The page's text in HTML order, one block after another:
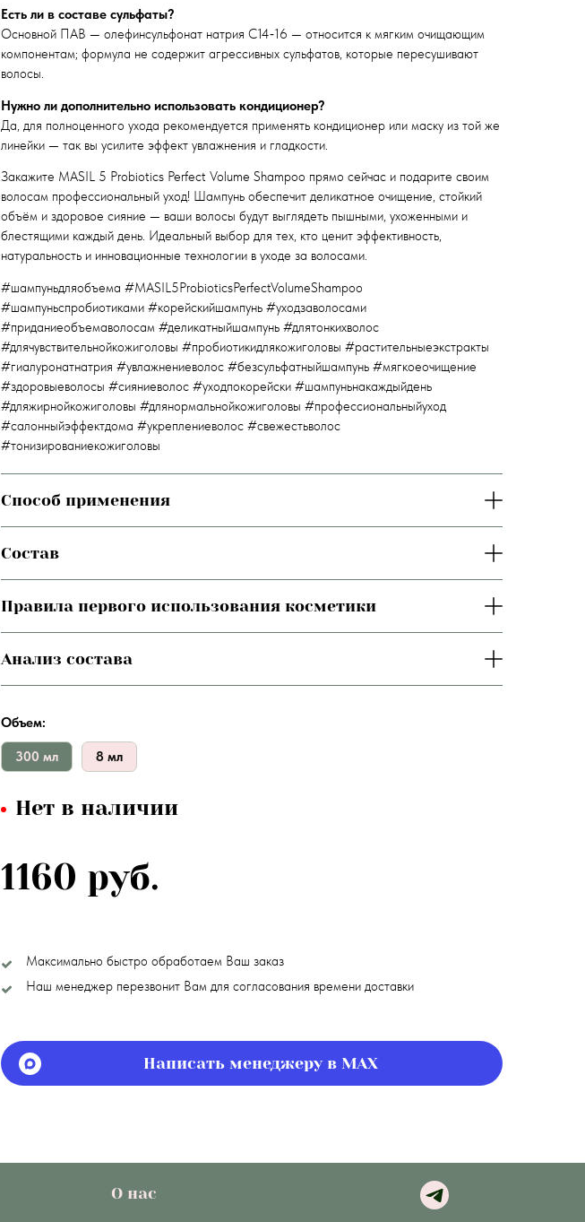
Есть ли в составе сульфаты?
Основной ПАВ — олефинсульфонат натрия C14‑16 — относится к мягким очищающим
компонентам; формула не содержит агрессивных сульфатов, которые пересушивают
волосы.
Нужно ли дополнительно использовать кондиционер?
Да, для полноценного ухода рекомендуется применять кондиционер или маску из той же
линейки — так вы усилите эффект увлажнения и гладкости.
Закажите MASIL 5 Probiotics Perfect Volume Shampoo прямо сейчас и подарите своим
волосам профессиональный уход! Шампунь обеспечит деликатное очищение, стойкий
объём и здоровое сияние — ваши волосы будут выглядеть пышными, ухоженными и
блестящими каждый день. Идеальный выбор для тех, кто ценит эффективность,
натуральность и инновационные технологии в уходе за волосами.
#шампуньдляобъема #MASIL5ProbioticsPerfectVolumeShampoo
#шампуньспробиотиками #корейскийшампунь #уходзаволосами
#приданиеобъемаволосам #деликатныйшампунь #длятонкихволос
#длячувствительнойкожиголовы #пробиотикидлякожиголовы #растительныеэкстракты
#гиалуронатнатрия #увлажнениеволос #безсульфатныйшампунь #мягкоеочищение
#здоровыеволосы #сияниеволос #уходпокорейски #шампуньнакаждыйдень
#дляжирнойкожиголовы #длянормальнойкожиголовы #профессиональныйуход
#салонныйэффектдома #укреплениеволос #свежестьволос
#тонизированиекожиголовы
Способ применения
Состав
Правила первого использования косметики
Анализ состава
Объем:
300 мл 8 мл
Нет в наличии
1160 руб.
Максимально быстро обработаем Ваш заказ
Наш менеджер перезвонит Вам для согласования времени доставки
Написать менеджеру в MAX
О нас